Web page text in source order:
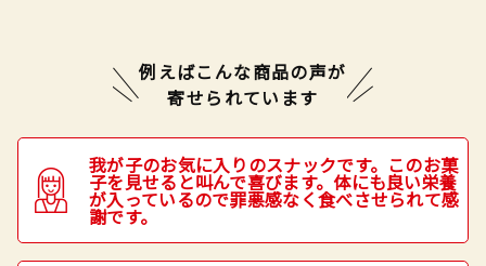
例えばこんな商品の声が
寄せられています
我が子のお気に入りのスナックです。このお菓
子を見せると叫んで喜びます。体にも良い栄養
が入っているので罪悪感なく食べさせられて感
謝です。